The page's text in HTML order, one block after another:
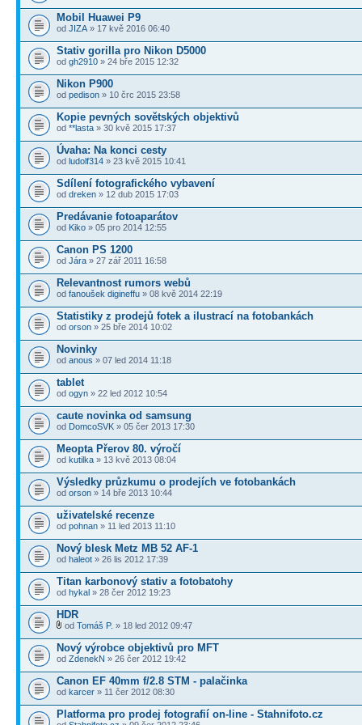
Mobil Huawei P9
od JIZA » 17 kvě 2016 06:40
Stativ gorilla pro Nikon D5000
od gh2910 » 24 bře 2015 12:32
Nikon P900
od pedison » 10 črc 2015 23:58
Kopie pevných sovětských objektivů
od **lasta » 30 kvě 2015 17:37
Úvaha: Na konci cesty
od ludolf314 » 23 kvě 2015 10:41
Sdílení fotografického vybavení
od dreken » 12 dub 2015 17:03
Predávanie fotoaparátov
od Kiko » 05 pro 2014 12:55
Canon PS 1200
od Jára » 27 zář 2011 16:58
Relevantnost rumors webů
od fanoušek digineffu » 08 kvě 2014 22:19
Statistiky z prodejů fotek a ilustrací na fotobankách
od orson » 25 bře 2014 10:02
Novinky
od anous » 07 led 2014 11:18
tablet
od ogyn » 22 led 2012 10:54
caute novinka od samsung
od DomcoSVK » 05 čer 2013 17:30
Meopta Přerov 80. výročí
od kutilka » 13 kvě 2013 08:04
Výsledky průzkumu o prodejích ve fotobankách
od orson » 14 bře 2013 10:44
uživatelské recenze
od pohnan » 11 led 2013 11:10
Nový blesk Metz MB 52 AF-1
od haleot » 26 lis 2012 17:39
Titan karbonový stativ a fotobatohy
od hykal » 28 čer 2012 19:23
HDR
od Tomáš P. » 18 led 2012 09:47
Nový výrobce objektivů pro MFT
od ZdenekN » 26 čer 2012 19:42
Canon EF 40mm f/2.8 STM - palačinka
od karcer » 11 čer 2012 08:30
Platforma pro prodej fotografií on-line - Stahnifoto.cz